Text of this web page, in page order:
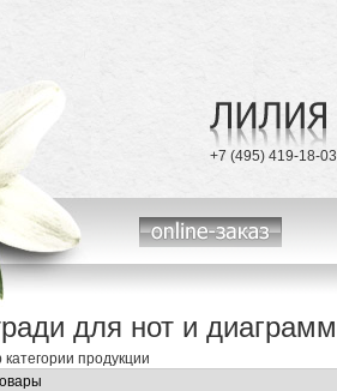
Лилия Холдинг
Телефоны
+7 (495) 419-18-03
online-заказ
для нот и диаграмм
продукции